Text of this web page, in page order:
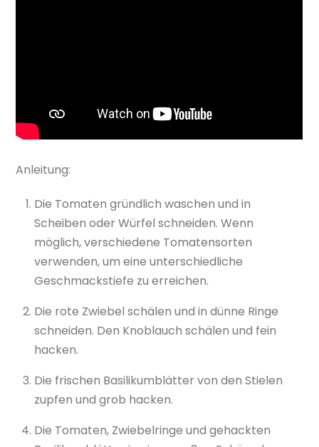
Anleitung:
Die Tomaten gründlich waschen und in
Scheiben oder Würfel schneiden. Wenn
möglich, verschiedene Tomatensorten
verwenden, um eine unterschiedliche
Geschmackstiefe zu erreichen.
Die rote Zwiebel schälen und in dünne Ringe
schneiden. Den Knoblauch schälen und fein
hacken.
Die frischen Basilikumblätter von den Stielen
zupfen und grob hacken.
Die Tomaten, Zwiebelringe und gehackten